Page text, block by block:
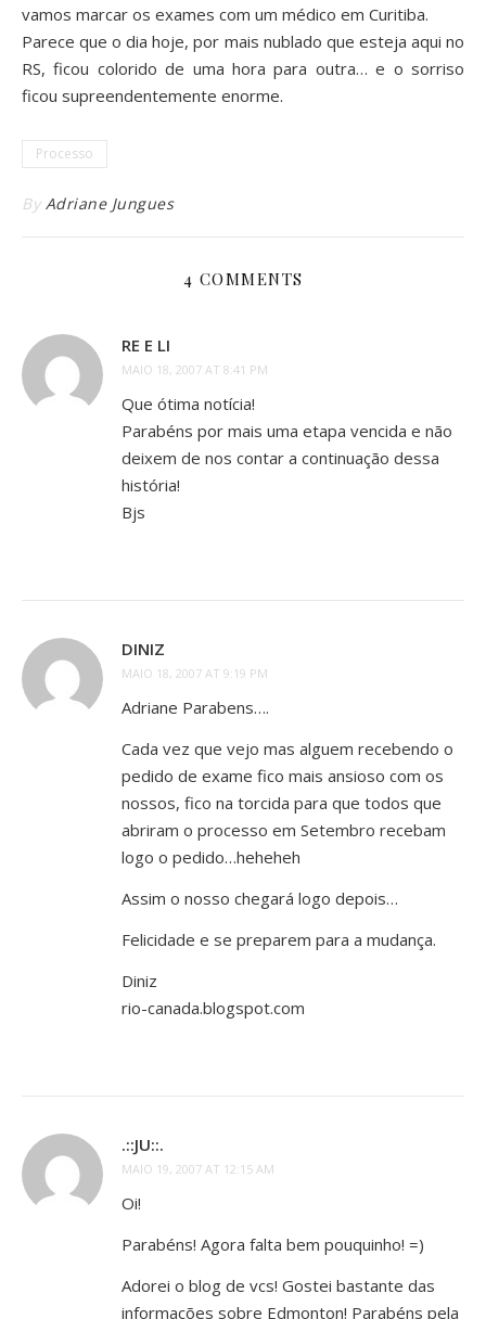
vamos marcar os exames com um médico em Curitiba.
Parece que o dia hoje, por mais nublado que esteja aqui no
RS, ficou colorido de uma hora para outra… e o sorriso
ficou supreendentemente enorme.
Processo
By Adriane Jungues
4 COMMENTS
RE E LI
MAIO 18, 2007 AT 8:41 PM
Que ótima notícia!
Parabéns por mais uma etapa vencida e não
deixem de nos contar a continuação dessa
história!
Bjs
DINIZ
MAIO 18, 2007 AT 9:19 PM
Adriane Parabens….
Cada vez que vejo mas alguem recebendo o
pedido de exame fico mais ansioso com os
nossos, fico na torcida para que todos que
abriram o processo em Setembro recebam
logo o pedido…heheheh
Assim o nosso chegará logo depois…
Felicidade e se preparem para a mudança.
Diniz
rio-canada.blogspot.com
.::JU::.
MAIO 19, 2007 AT 12:15 AM
Oi!
Parabéns! Agora falta bem pouquinho! =)
Adorei o blog de vcs! Gostei bastante das
informações sobre Edmonton! Parabéns pela